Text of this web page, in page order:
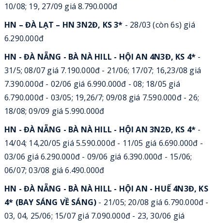
10/08; 19, 27/09 giá 8.790.000đ
HN – ĐÀ LẠT – HN 3N2Đ, KS 3* - 28/03 (còn 6s) giá
6.290.000đ
HN - ĐÀ NẴNG - BÀ NÀ HILL - HỘI AN 4N3Đ, KS 4* -
31/5; 08/07 giá 7.190.000đ - 21/06; 17/07; 16,23/08 giá
7.390.000đ - 02/06 giá 6.990.000đ - 08; 18/05 giá
6.790.000đ - 03/05; 19,26/7; 09/08 giá 7.590.000đ - 26;
18/08; 09/09 giá 5.990.000đ
HN - ĐÀ NẴNG - BÀ NÀ HILL - HỘI AN 3N2Đ, KS 4* -
14/04; 14,20/05 giá 5.590.000đ - 11/05 giá 6.690.000đ -
03/06 giá 6.290.000đ - 09/06 giá 6.390.000đ - 15/06;
06/07; 03/08 giá 6.490.000đ
HN - ĐÀ NẴNG - BÀ NÀ HILL - HỘI AN - HUẾ 4N3Đ, KS
4* (BAY SÁNG VỀ SÁNG) - 21/05; 20/08 giá 6.790.000đ -
03, 04, 25/06; 15/07 giá 7.090.000đ - 23, 30/06 giá